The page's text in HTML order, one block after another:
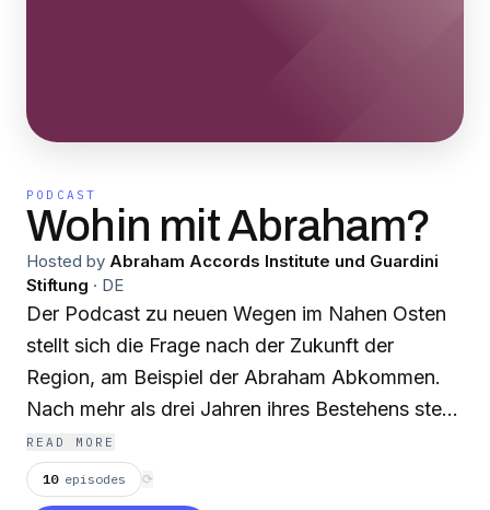
PODCAST
Wohin mit Abraham?
Hosted by Abraham Accords Institute und Guardini
Stiftung · DE
Der Podcast zu neuen Wegen im Nahen Osten
stellt sich die Frage nach der Zukunft der
Region, am Beispiel der Abraham Abkommen.
Nach mehr als drei Jahren ihres Bestehens steht
das ambitionierte arabisch-israelische
Friedensprojekt vor einer großen
Bewährungsprobe. Aber Kooperation ist im
READ MORE
10 episodes ⟳